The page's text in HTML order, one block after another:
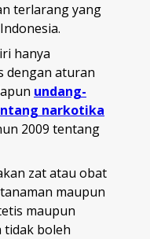
terlarang yang
hanya
dengan aturan
undang-
narkotika
2009 tentang
zat atau obat
maupun
maupun
tidak boleh